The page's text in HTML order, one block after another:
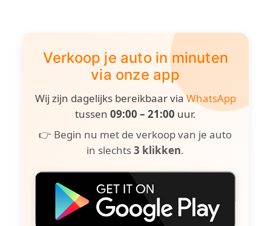
Verkoop je auto in minuten
via onze app
Wij zijn dagelijks bereikbaar viaWhatsApp
tussen 09:00 – 21:00 uur.
👉 Begin nu met de verkoop van je auto
in slechts3 klikken.